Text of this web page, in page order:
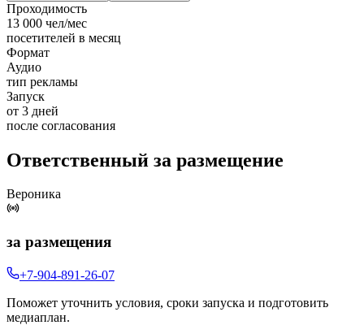
Проходимость
13 000 чел/мес
посетителей в месяц
Формат
Аудио
тип рекламы
Запуск
от 3 дней
после согласования
Ответственный за размещение
Вероника
за размещения
+7-904-891-26-07
Поможет уточнить условия, сроки запуска и подготовить
медиаплан.